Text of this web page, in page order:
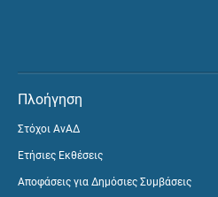
Πλοήγηση
Στόχοι ΑνΑΔ
Ετήσιες Εκθέσεις
Αποφάσεις για Δημόσιες Συμβάσεις